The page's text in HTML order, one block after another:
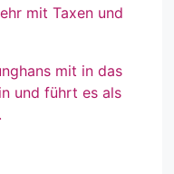
mit Taxen und
mit in das
und führt es als